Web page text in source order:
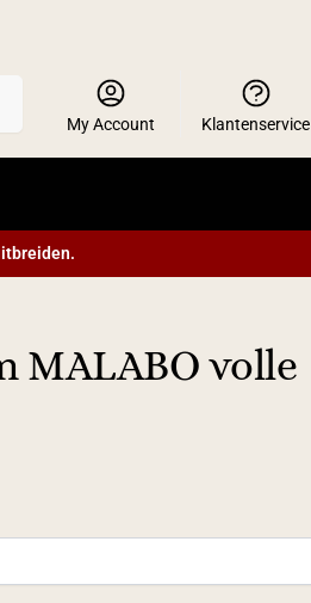
My Account Klantenservice
MALABO volle